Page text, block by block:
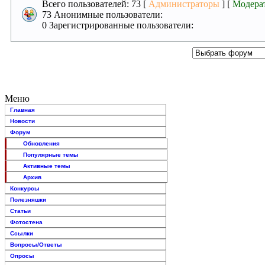
Всего пользователей: 73 [ Администраторы ] [
73 Анонимные пользователи:
0 Зарегистрированные пользователи:
Меню
Главная
Новости
Форум
Обновления
Популярные темы
Активные темы
Архив
Конкурсы
Полезняшки
Статьи
Фотостена
Ссылки
Вопросы/Ответы
Опросы